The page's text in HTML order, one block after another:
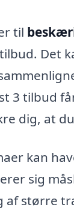
til
Det
3 tilbud
dig, at
kan
sig
af større